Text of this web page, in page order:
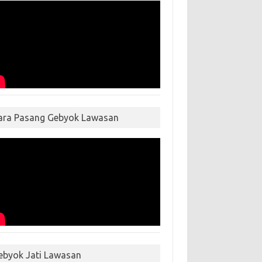
Pasang Gebyok Lawasan
Jati Lawasan